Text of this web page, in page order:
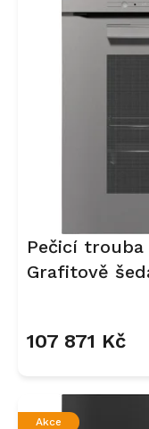
Pečicí trouba
Grafitově
107 871 Kč
Akce